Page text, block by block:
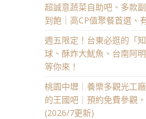
超誠意蔬菜自助吧、多款
到飽｜高CP值聚餐首選、
週五限定！台東必逛的「
球、酥炸大魷魚、台南阿
等你來！
桃園中壢｜養樂多觀光工
的王國吧｜預約免費參觀
(2026/7更新)